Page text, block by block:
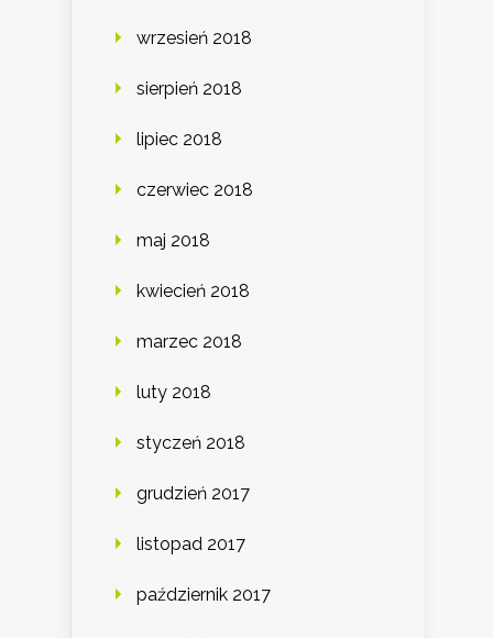
wrzesień 2018
sierpień 2018
lipiec 2018
czerwiec 2018
maj 2018
kwiecień 2018
marzec 2018
luty 2018
styczeń 2018
grudzień 2017
listopad 2017
październik 2017